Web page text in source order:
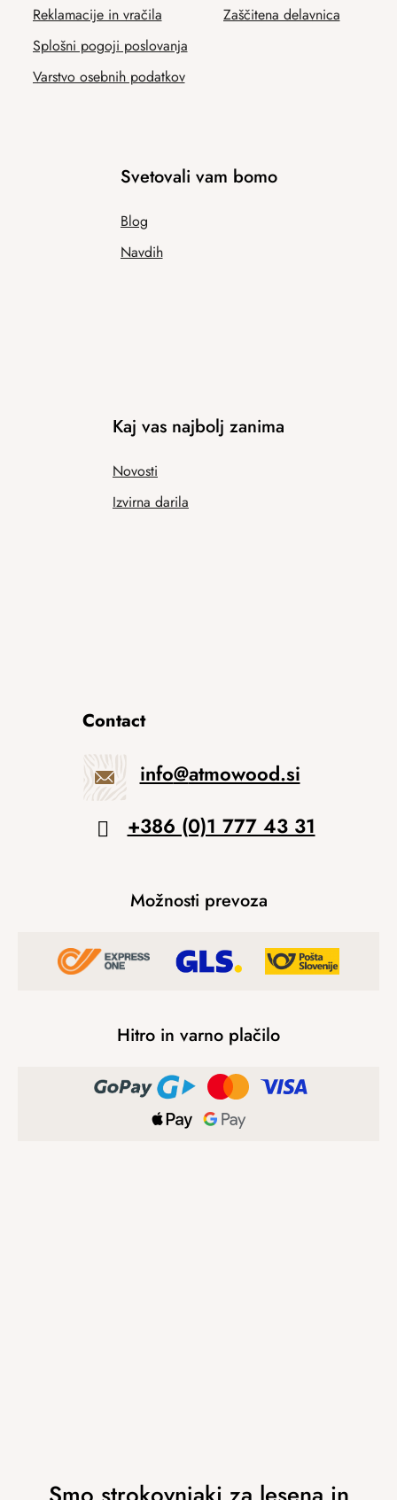
Reklamacije in vračila
Splošni pogoji poslovanja
Varstvo osebnih podatkov
Zaščitena delavnica
Svetovali vam bomo
Blog
Navdih
Kaj vas najbolj zanima
Novosti
Izvirna darila
Contact
info@atmowood.si
+386 (0)1 777 43 31
Možnosti prevoza
Hitro in varno plačilo